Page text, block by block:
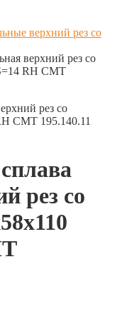
верхний рез со
верхний рез со
RH CMT
рез со
CMT 195.140.11
рез со